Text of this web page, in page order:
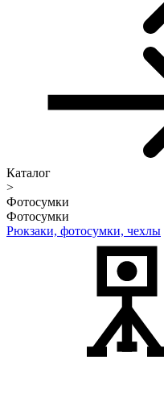
Каталог
>
Фотосумки
Фотосумки
Рюкзаки, фотосумки, чехлы